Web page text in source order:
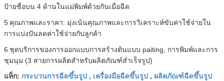
ป้ายชื่อบน 4 ด้านในแม่พิมพ์ด้วยกันเมื่อฉีด
5 คุณภาพและราคา: มุ่งเน้นคุณภาพและการวิเคราะห์ขับค่าใช้จ่ายใน
การแบ่งปันลดค่าใช้จ่ายกับลูกค้า
6 ชุดบริการของการออกแบบการสร้างต้นแบบ paiting, การพิมพ์และการ
ชุมนุม (3 สายการผลิตสำหรับผลิตภัณฑ์สำเร็จรูป)
แท็ก: กระบวนการฉีดขึ้นรูป , เครื่องมือฉีดขึ้นรูป , ผลิตภัณฑ์ฉีดขึ้นรูป